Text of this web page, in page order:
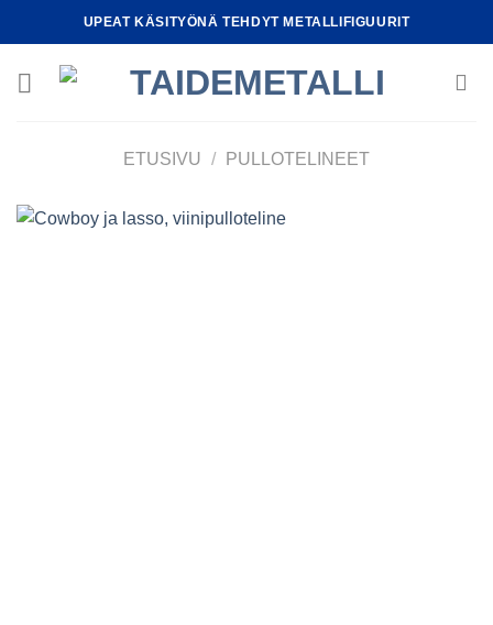
to
UPEAT KÄSITYÖNÄ TEHDYT METALLIFIGUURIT
ETUSIVU / PULLOTELINEET